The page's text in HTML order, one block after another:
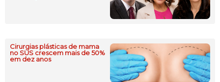
Cirurgias plásticas de mama
no SUS crescem mais de 50%
em dez anos